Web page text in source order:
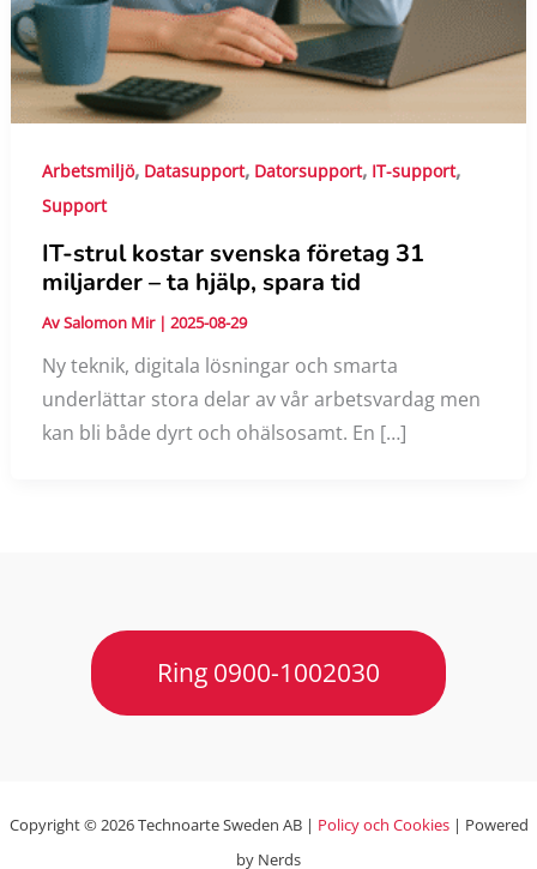
Arbetsmiljö, Datasupport, Datorsupport, IT-support,
Support
IT-strul kostar svenska företag 31
miljarder – ta hjälp, spara tid
AvSalomon Mir | 2025-08-29
Ny teknik, digitala lösningar och smarta
underlättar stora delar av vår arbetsvardag men
kan bli både dyrt och ohälsosamt. En […]
Ring 0900-1002030
Copyright © 2026 Technoarte Sweden AB | Policy och Cookies| Powered
by Nerds